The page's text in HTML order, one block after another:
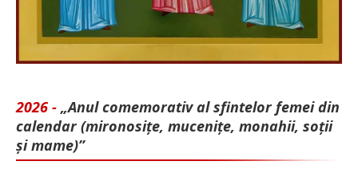
2026 - „Anul comemorativ al sfintelor femei din
calendar (mironosițe, mu­cenițe, monahii, soții
și mame)”